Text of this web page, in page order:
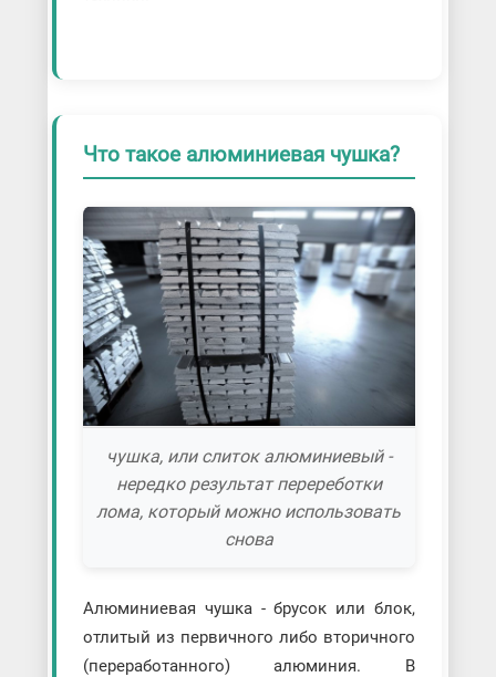
Что такое алюминиевая чушка?
чушка, или слиток алюминиевый -
нередко результат перереботки
лома, который можно использовать
снова
Алюминиевая чушка - брусок или блок,
отлитый из первичного либо вторичного
(переработанного) алюминия. В